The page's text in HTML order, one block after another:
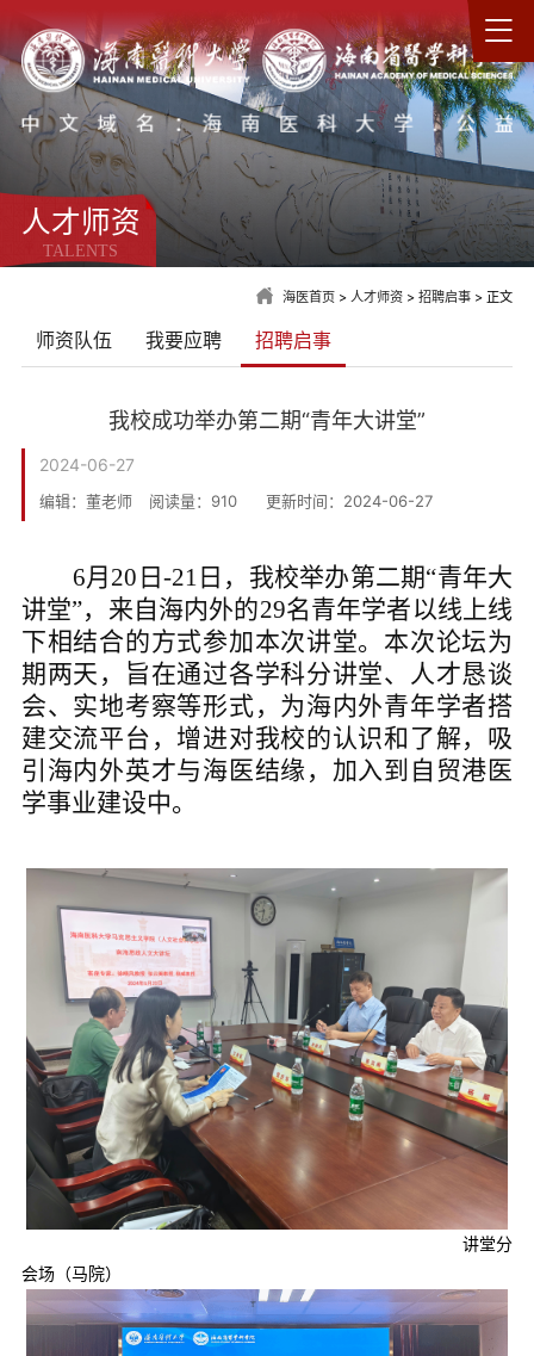
人才师资
TALENTS
海医首页 >人才师资 >招聘启事 > 正文
师资队伍 我要应聘 招聘启事
我校成功举办第二期“青年大讲堂”
2024-06-27
编辑：董老师 阅读量： 910 更新时间：2024-06-27
6月 20 日 -21日 ， 我校举办第二期“青年大
讲堂”， 来自海内外的29名青年学者以线上线
下相结合的方式参加本次讲堂。 本次论坛为
期 两天，旨在通过各学科分讲堂、人才恳谈
会、实地考察等形式，为海内外青年学者搭
建交流平台，增进对我校的认识和了解，吸
引海内外英才与海医结缘，加入到 自贸港医
学事业建设中。
讲堂分
会场（马院）